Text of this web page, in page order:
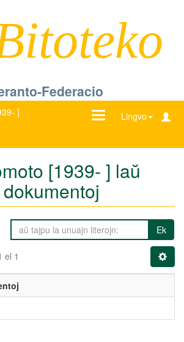
Federacio
]
Lingvo
Ŝanĝu
[1939- ] laŭ
Ek
el 1